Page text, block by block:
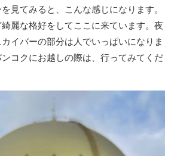
見てみると、こんな感じになります。
麗な格好をしてここに来ています。夜
イバーの部分は人でいっぱいになりま
コクにお越しの際は、行ってみてくだ